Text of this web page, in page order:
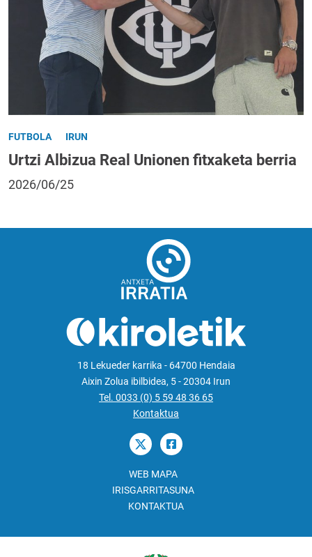
FUTBOLA IRUN
Urtzi Albizua Real Unionen fitxaketa berria
2026/06/25
18 Lekueder karrika - 64700 Hendaia
Aixin Zolua ibilbidea, 5 - 20304 Irun
Tel. 0033 (0) 5 59 48 36 65
Kontaktua
WEB MAPA
IRISGARRITASUNA
KONTAKTUA